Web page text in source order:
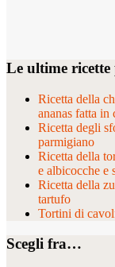
Le ultime
Ricetta della
ananas fatta in
Ricetta degli
parmigiano
Ricetta della
e albicocche e
Ricetta della
tartufo
Tortini di
Scegli fra…